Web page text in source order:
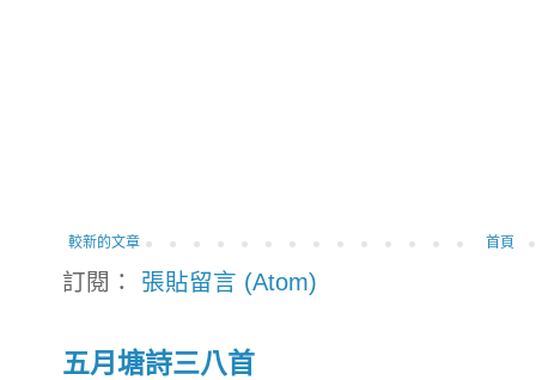
較新的文章 首頁
訂閱： 張貼留言 (Atom)
五月塘詩三八首